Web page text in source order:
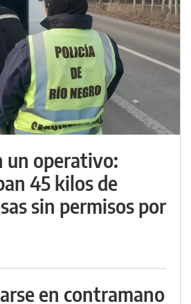
un operativo:
45 kilos de
sin permisos por
en contramano